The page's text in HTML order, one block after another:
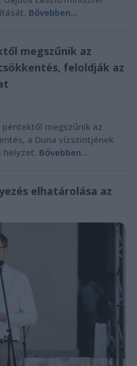
Bővebben...
megszűnik az
feloldják az
megszűnik az
a Duna vízszintjének
helyzet. Bővebben...
elhatárolása az